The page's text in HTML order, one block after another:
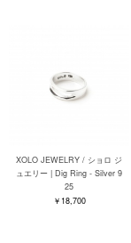
XOLO JEWELRY / ショロ ジ
ュエリー | Dig Ring - Silver 9
25
￥18,700